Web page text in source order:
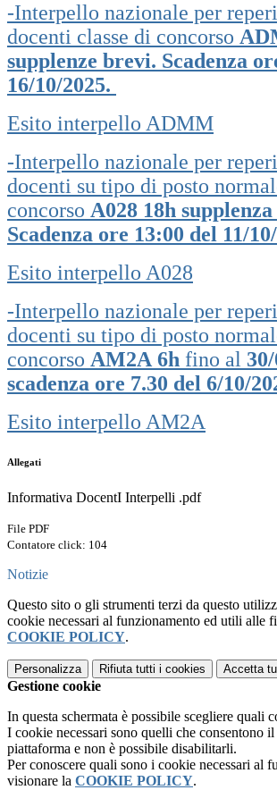
-Interpello nazionale per
docenti classe di concorso
supplenze brevi. Scadenza
16/10/2025.
Esito interpello ADMM
-Interpello nazionale per
docenti su tipo di posto
concorso A028 18h
Scadenza ore 13:00 del 11/
Esito interpello A028
-Interpello nazionale per
docenti su tipo di posto
concorso AM2A 6h fino al
scadenza ore 7.30 del 6/10/
Esito interpello AM2A
Allegati
Informativa DocentI Interpelli .pdf
File PDF
Contatore click: 104
Notizie
Questo sito o gli strumenti terzi da questo
cookie necessari al funzionamento ed utili alle
COOKIE POLICY.
Personalizza Rifiuta tutti i cookies Accetta
Gestione cookie
In questa schermata è possibile scegliere quali
I cookie necessari sono quelli che consentono
piattaforma e non è possibile disabilitarli.
Per conoscere quali sono i cookie necessari al
visionare la COOKIE POLICY.